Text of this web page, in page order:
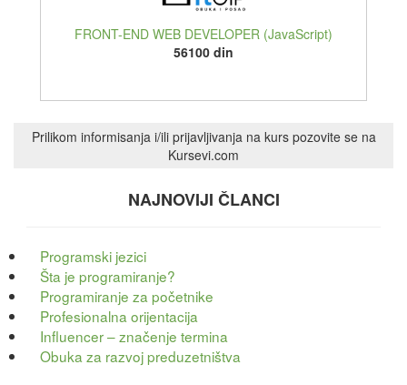
FRONT-END WEB DEVELOPER (JavaScript)
56100 din
Prilikom informisanja i/ili prijavljivanja na kurs pozovite se na
Kursevi.com
NAJNOVIJI ČLANCI
Programski jezici
Šta je programiranje?
Programiranje za početnike
Profesionalna orijentacija
Influencer – značenje termina
Obuka za razvoj preduzetništva